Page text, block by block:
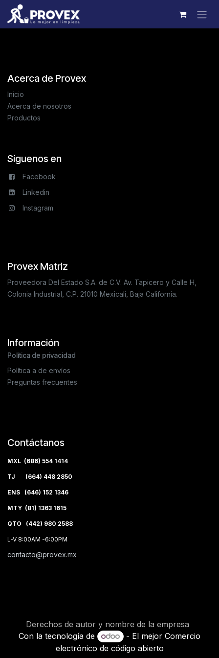
Ir al contenido
Acerca de Provex
Inicio
Acerca de nosotros
Productos
Síguenos en
Facebook
Linkedin
Instagram
Provex Matriz
Proveedora Del Estado S.A. de C.V. Av. Tapicero y Calle H,
Colonia Industrial, C.P. 21010 Mexicali, Baja California.
Información
Política de privacidad
Política a de envíos
Preguntas frecuentes
Contáctanos
MXL (686) 554 1414
TJ (664) 448 2850
ENS (646) 152 1346
MTY (81) 1363 1615
QTO (442) 980 2588
L-V 8:00AM -6:00PM
contacto@provex.mx
Derechos de autor y nombre de la empresa
Con la tecnología de
- El mejorComercio
electrónico de código abierto